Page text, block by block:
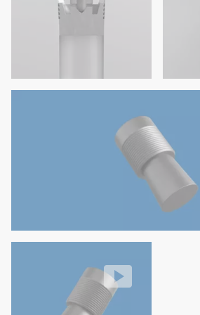
Няма голи точки на
Особено подходящ за по-
Допълнително предимство:
Ниска цена благодарение
Минимална предварителна
Няма голи точки на
Монтаж на PULLPLUG® RST и LRST
Video: https://
Вграден монтаж на PULLPLUG™
Video: https://